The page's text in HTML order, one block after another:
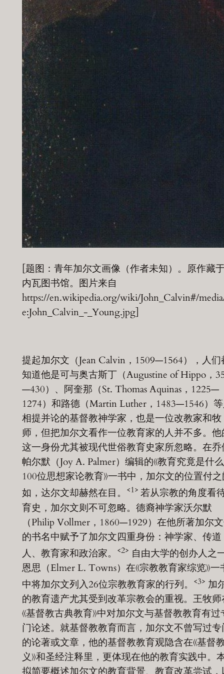
[题图：青年加尔文画像（作者未知）。原作藏
内瓦图书馆。图片来自
https://en.wikipedia.org/wiki/John_Calvin#/
e:John_Calvin_-_Young.jpg]
提起加尔文（Jean Calvin，1509—1564），人们
知道他是可与奥古斯丁（Augustine of Hippo，
—430）、阿奎那（St. Thomas Aquinas，1225—
1274）和路德（Martin Luther，1483—1546）
相提并论的基督教神学家，也是一位改教家和牧
师，但把加尔文看作一位教育家的人并不多。他
这一身份尤其被现代世俗教育史家所忽略。在乔
帕尔默（Joy A. Palmer）编辑的《教育究竟是什
100位思想家论教育》一书中，加尔文的位置付
如，达尔文却赫然在目。
<1> 若从宗教的角度看
育史，加尔文则不可忽略。德裔神学家沃尔默
（Philip Vollmer，1860—1929）在他所著加尔
的书名中赋予了加尔文四重身份：神学家、传道
人、教育家和政治家。
<2> 自由大学的创办人之
恩思（Elmer L. Towns）在《宗教教育家综览》一
中将加尔文列入26位宗教教育家的行列。
<3> 加
的教育遗产尤其受到改革宗教会的重视。王牧师
《基督教古典教育》中对加尔文与基督教教育有过
门论述。就基督教教育而言，加尔文不曾写过专
的论著或文章，他的基督教教育观隐含在《基督
义》和圣经注释里，更体现在他的教育实践中。